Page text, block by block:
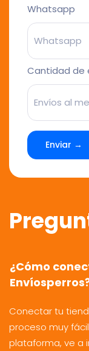
Whatsapp
Cantidad de
Enviar →
¿Cómo
Conectar tu
proceso muy
plataforma, ve a